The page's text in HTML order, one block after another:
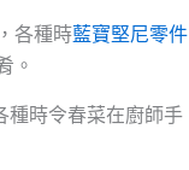
各種時藍寶堅尼零件
。
種時令春菜在廚師手